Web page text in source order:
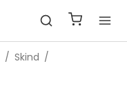
/ Skind /